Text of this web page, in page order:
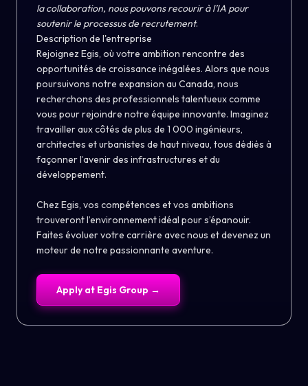
la collaboration, nous pouvons recourir à l’IA pour
soutenir le processus de recrutement.
Description de l'entreprise
Rejoignez Egis, où votre ambition rencontre des
opportunités de croissance inégalées. Alors que nous
poursuivons notre expansion au Canada, nous
recherchons des professionnels talentueux comme
vous pour rejoindre notre équipe innovante. Imaginez
travailler aux côtés de plus de 1 000 ingénieurs,
architectes et urbanistes de haut niveau, tous dédiés à
façonner l’avenir des infrastructures et du
développement.
Chez Egis, vos compétences et vos ambitions
trouveront l’environnement idéal pour s’épanouir.
Faites évoluer votre carrière avec nous et devenez un
moteur de notre passionnante aventure.
Apply at Egis Group →